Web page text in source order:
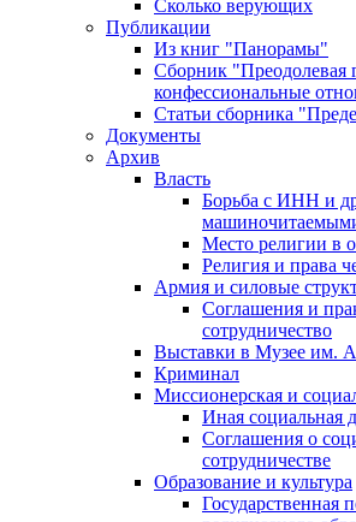
Сколько верующих
Публикации
Из книг "Панорамы"
Сборник "Преодолевая
конфессиональные
Статьи сборника
Документы
Архив
Власть
Борьба с ИНН и
Место религии в
Религия и права
Армия и силовые
Соглашения и
сотрудничество
Выставки в Музее им.
Криминал
Миссионерская и
Иная социальная
Соглашения о
сотрудничестве
Образование и культура
Государственная